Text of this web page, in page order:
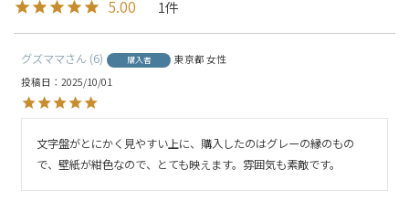
5.00 1
グズママ 6 購入者 東京都 女性
投稿日
2025/10/01
文字盤がとにかく見やすい上に、購入したのはグレーの縁のもの
で、壁紙が紺色なので、とても映えます。雰囲気も素敵です。